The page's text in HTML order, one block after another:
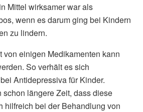
Mittel wirksamer war als
wenn es darum ging bei Kindern
zu lindern.
von einigen Medikamenten kann
So verhält es sich
Antidepressiva für Kinder.
längere Zeit, dass diese
hilfreich bei der Behandlung von